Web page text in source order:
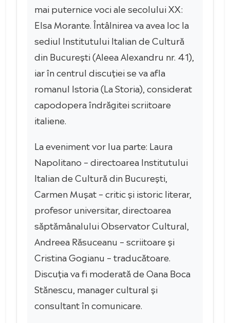
mai puternice voci ale secolului XX:
Elsa Morante. Întâlnirea va avea loc la
sediul Institutului Italian de Cultură
din București (Aleea Alexandru nr. 41),
iar în centrul discuției se va afla
romanul Istoria (La Storia), considerat
capodopera îndrăgitei scriitoare
italiene.
La eveniment vor lua parte: Laura
Napolitano – directoarea Institutului
Italian de Cultură din București,
Carmen Mușat – critic și istoric literar,
profesor universitar, directoarea
săptămânalului Observator Cultural,
Andreea Răsuceanu – scriitoare și
Cristina Gogianu – traducătoare.
Discuția va fi moderată de Oana Boca
Stănescu, manager cultural și
consultant în comunicare.